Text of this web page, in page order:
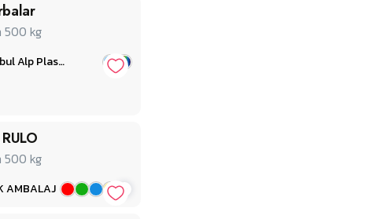
500 kg
İstanbul Alp Plastik Limited Şirketi
500 kg
AMBALAJ +